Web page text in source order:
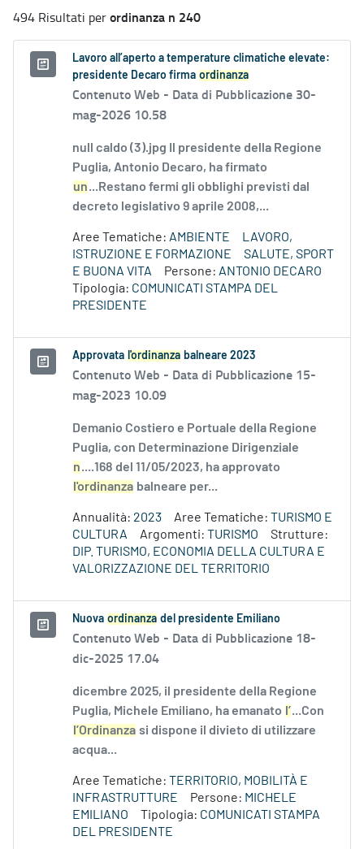
494 Risultati perordinanza n 240
Lavoro all’aperto a temperature climatiche elevate:
presidente Decaro firma ordinanza
Contenuto Web - Data di Pubblicazione 30-
mag-2026 10.58
null caldo (3).jpg Il presidente della Regione
Puglia, Antonio Decaro, ha firmato
un...Restano fermi gli obblighi previsti dal
decreto legislativo 9 aprile 2008,...
Aree Tematiche: AMBIENTE
LAVORO,
ISTRUZIONE E FORMAZIONE
SALUTE, SPORT
E BUONA VITA
Persone: ANTONIO DECARO
Tipologia: COMUNICATI STAMPA DEL
PRESIDENTE
Approvata l'ordinanza balneare 2023
Contenuto Web - Data di Pubblicazione 15-
mag-2023 10.09
Demanio Costiero e Portuale della Regione
Puglia, con Determinazione Dirigenziale
n....168 del 11/05/2023, ha approvato
l'ordinanza balneare per...
Annualità: 2023 Aree Tematiche: TURISMO E
CULTURA
Argomenti: TURISMO
Strutture:
DIP. TURISMO, ECONOMIA DELLA CULTURA E
VALORIZZAZIONE DEL TERRITORIO
Nuova ordinanza del presidente Emiliano
Contenuto Web - Data di Pubblicazione 18-
dic-2025 17.04
dicembre 2025, il presidente della Regione
Puglia, Michele Emiliano, ha emanato l’...Con
l’Ordinanza si dispone il divieto di utilizzare
acqua...
Aree Tematiche: TERRITORIO, MOBILITÀ E
INFRASTRUTTURE
Persone: MICHELE
EMILIANO
Tipologia: COMUNICATI STAMPA
DEL PRESIDENTE